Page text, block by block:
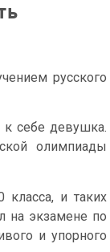
русского
к себе девушка.
олимпиады
класса, и таких
на экзамене по
и упорного